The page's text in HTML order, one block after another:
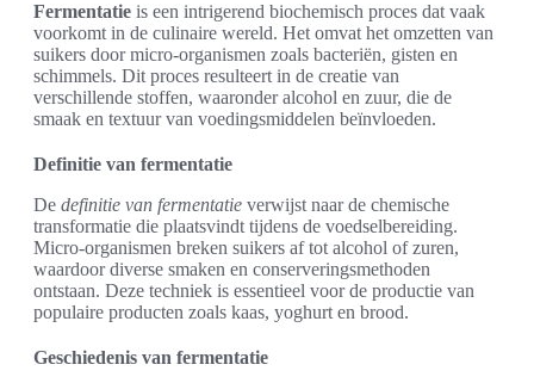
Fermentatie is een intrigerend biochemisch proces dat vaak
voorkomt in de culinaire wereld. Het omvat het omzetten van
suikers door micro-organismen zoals bacteriën, gisten en
schimmels. Dit proces resulteert in de creatie van
verschillende stoffen, waaronder alcohol en zuur, die de
smaak en textuur van voedingsmiddelen beïnvloeden.
Definitie van fermentatie
De definitie van fermentatie verwijst naar de chemische
transformatie die plaatsvindt tijdens de voedselbereiding.
Micro-organismen breken suikers af tot alcohol of zuren,
waardoor diverse smaken en conserveringsmethoden
ontstaan. Deze techniek is essentieel voor de productie van
populaire producten zoals kaas, yoghurt en brood.
Geschiedenis van fermentatie